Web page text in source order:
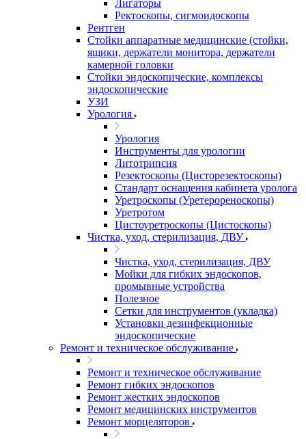
Лигаторы
Ректоскопы, сигмоидоскопы
Рентген
Стойки аппаратные медицинские (стойки,
ящики, держатели монитора, держатели
камерной головки
Стойки эндоскопические, комплексы
эндоскопические
УЗИ
Урология
Урология
Инструменты для урологии
Литотрипсия
Резектоскопы (Цисторезектоскопы)
Стандарт оснащения кабинета уролога
Уретроскопы (Уретерореноскопы)
Уретротом
Цистоуретроскопы (Цистоскопы)
Чистка, уход, стерилизация, ДВУ
Чистка, уход, стерилизация, ДВУ
Мойки для гибких эндоскопов,
промывные устройства
Полезное
Сетки для инструментов (укладка)
Установки дезинфекционные
эндоскопические
Ремонт и техническое обслуживание
Ремонт и техническое обслуживание
Ремонт гибких эндоскопов
Ремонт жестких эндоскопов
Ремонт медицинских инструментов
Ремонт морцеляторов